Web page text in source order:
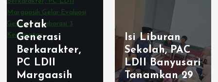
Cetak
Generasi
Berkarakter,
PC LDII
Margaasih
Isi Liburan
Sekolah, PAC
LDII Banyusari
Tanamkan 29